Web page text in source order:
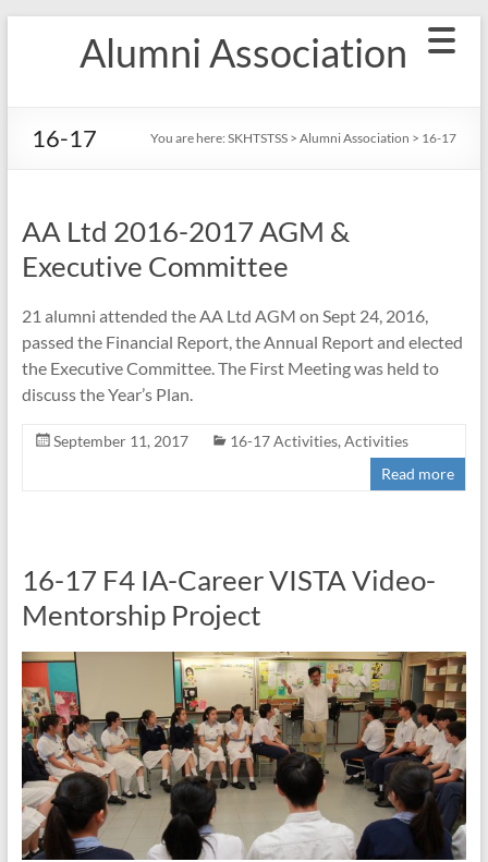
Alumni Association
16-17 You are here: SKHTSTSS> Alumni Association > 16-17
AA Ltd 2016-2017 AGM &
Executive Committee
21 alumni attended the AA Ltd AGM on Sept 24, 2016,
passed the Financial Report, the Annual Report and elected
the Executive Committee. The First Meeting was held to
discuss the Year’s Plan.
September 11, 2017 16-17 Activities, Activities
Read more
16-17 F4 IA-Career VISTA Video-
Mentorship Project